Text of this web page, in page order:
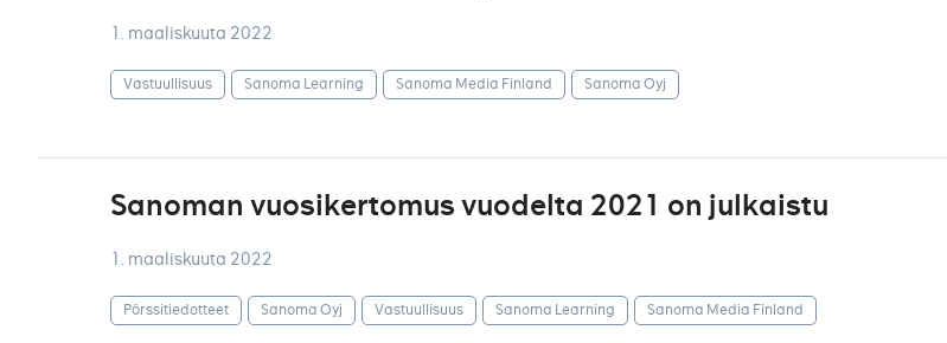
1. maaliskuuta 2022
Vastuullisuus Sanoma Learning Sanoma Media Finland Sanoma Oyj
Sanoman vuosikertomus vuodelta 2021 on julkaistu
1. maaliskuuta 2022
Pörssitiedotteet Sanoma Oyj Vastuullisuus Sanoma Learning Sanoma Media Finland